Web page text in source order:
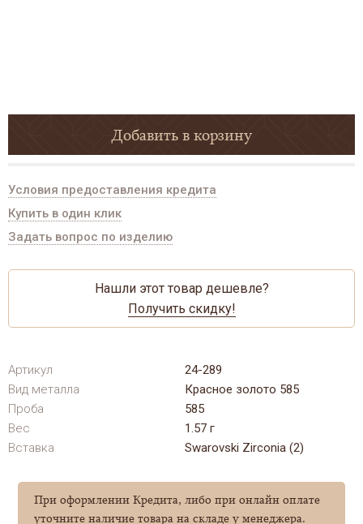
Добавить в корзину
Условия предоставления кредита
Купить в один клик
Задать вопрос по изделию
Нашли этот товар дешевле?
Получить скидку!
Артикул
24-289
Вид металла
Красное золото 585
Проба
585
Вес
1.57 г
Вставка
Swarovski Zirconia (2)
При оформлении Кредита, либо при онлайн оплате
уточните наличие товара на складе у менеджера.